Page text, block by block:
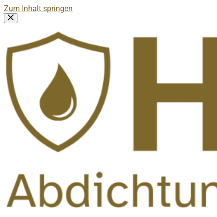
Zum Inhalt springen